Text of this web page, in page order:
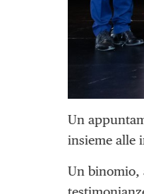
Un
insieme alle
Un binomio,